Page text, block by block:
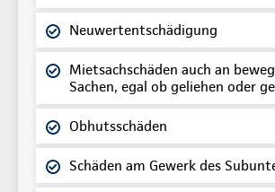
Neuwertentschädigung
Mietsachschäden auch an
Sachen, egal ob geliehen oder
Obhutsschäden
Schäden am Gewerk des